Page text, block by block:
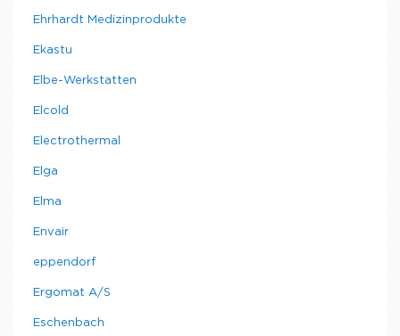
Ehrhardt Medizinprodukte
Ekastu
Elbe-Werkstatten
Elcold
Electrothermal
Elga
Elma
Envair
eppendorf
Ergomat A/S
Eschenbach